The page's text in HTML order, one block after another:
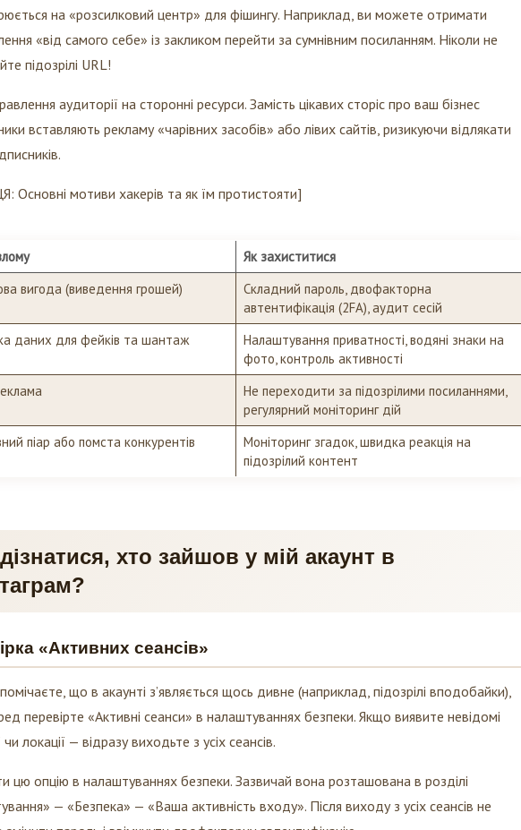
на «розсилковий центр» для фішингу. Наприклад, ви можете отримати
«від самого себе» із закликом перейти за сумнівним посиланням. Ніколи не
підозрілі URL!
аудиторії на сторонні ресурси. Замість цікавих сторіс про ваш бізнес
вставляють рекламу «чарівних засобів» або лівих сайтів, ризикуючи відлякати
Основні мотиви хакерів та як їм протистояти]
Як захиститися
вигода (виведення грошей)
Складний пароль, двофакторна
автентифікація (2FA), аудит сесій
даних для фейків та шантаж
Налаштування приватності, водяні знаки на
фото, контроль активності
Не переходити за підозрілими посиланнями,
регулярний моніторинг дій
піар або помста конкурентів
Моніторинг згадок, швидка реакція на
підозрілий контент
хто зайшов у мій акаунт в
«Активних сеансів»
що в акаунті з’являється щось дивне (наприклад, підозрілі вподобайки),
перевірте «Активні сеанси» в налаштуваннях безпеки. Якщо виявите невідомі
локації — відразу виходьте з усіх сеансів.
цю опцію в налаштуваннях безпеки. Зазвичай вона розташована в розділі
— «Безпека» — «Ваша активність входу». Після виходу з усіх сеансів не